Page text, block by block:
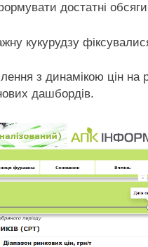
достатні
кукурудзу
з динамікою цін на
дашбордів.